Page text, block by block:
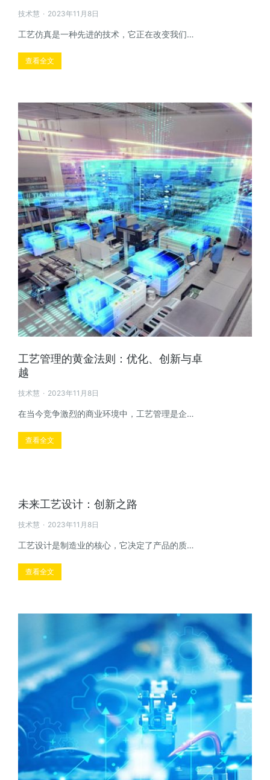
技术慧 2023年11月8日
工艺仿真是一种先进的技术，它正在改变我们…
查看全文
工艺管理的黄金法则：优化、创新与卓
越
技术慧 2023年11月8日
在当今竞争激烈的商业环境中，工艺管理是企…
查看全文
未来工艺设计：创新之路
技术慧 2023年11月8日
工艺设计是制造业的核心，它决定了产品的质…
查看全文